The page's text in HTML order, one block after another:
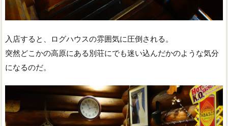
入店すると、ログハウスの雰囲気に圧倒される。
突然どこかの高原にある別荘にでも迷い込んだかのような気分
になるのだ。